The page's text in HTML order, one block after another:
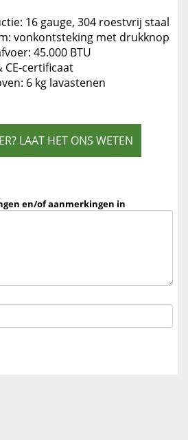
16 gauge, 304 roestvrij staal
vonkontsteking met drukknop
45.000 BTU
CE-certificaat
6 kg lavastenen
LAAT HET ONS WETEN
en/of aanmerkingen in